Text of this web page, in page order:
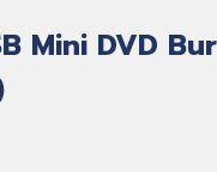
Mini DVD